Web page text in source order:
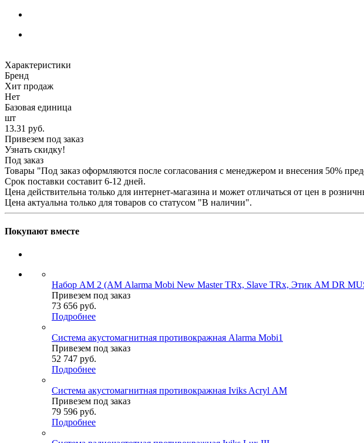
Характеристики
Бренд
Хит продаж
Нет
Базовая единица
шт
13.31 руб.
Привезем под заказ
Узнать скидку!
Под заказ
Товары "Под заказ оформляются после согласования с менеджером и внесения 50%
Срок поставки составит 6-12 дней.
Цена действительна только для интернет-магазина и может отличаться от цен в
Цена актуальна только для товаров со статусом "В наличии".
Покупают вместе
Набор AM 2 (АМ Alarma Mobi New Master TRx, Slave TRx, Этик АМ DR
Привезем под заказ
73 656 руб.
Подробнее
Система акустомагнитная противокражная Alarma Mobi1
Привезем под заказ
52 747 руб.
Подробнее
Система акустомагнитная противокражная Iviks Acryl АМ
Привезем под заказ
79 596 руб.
Подробнее